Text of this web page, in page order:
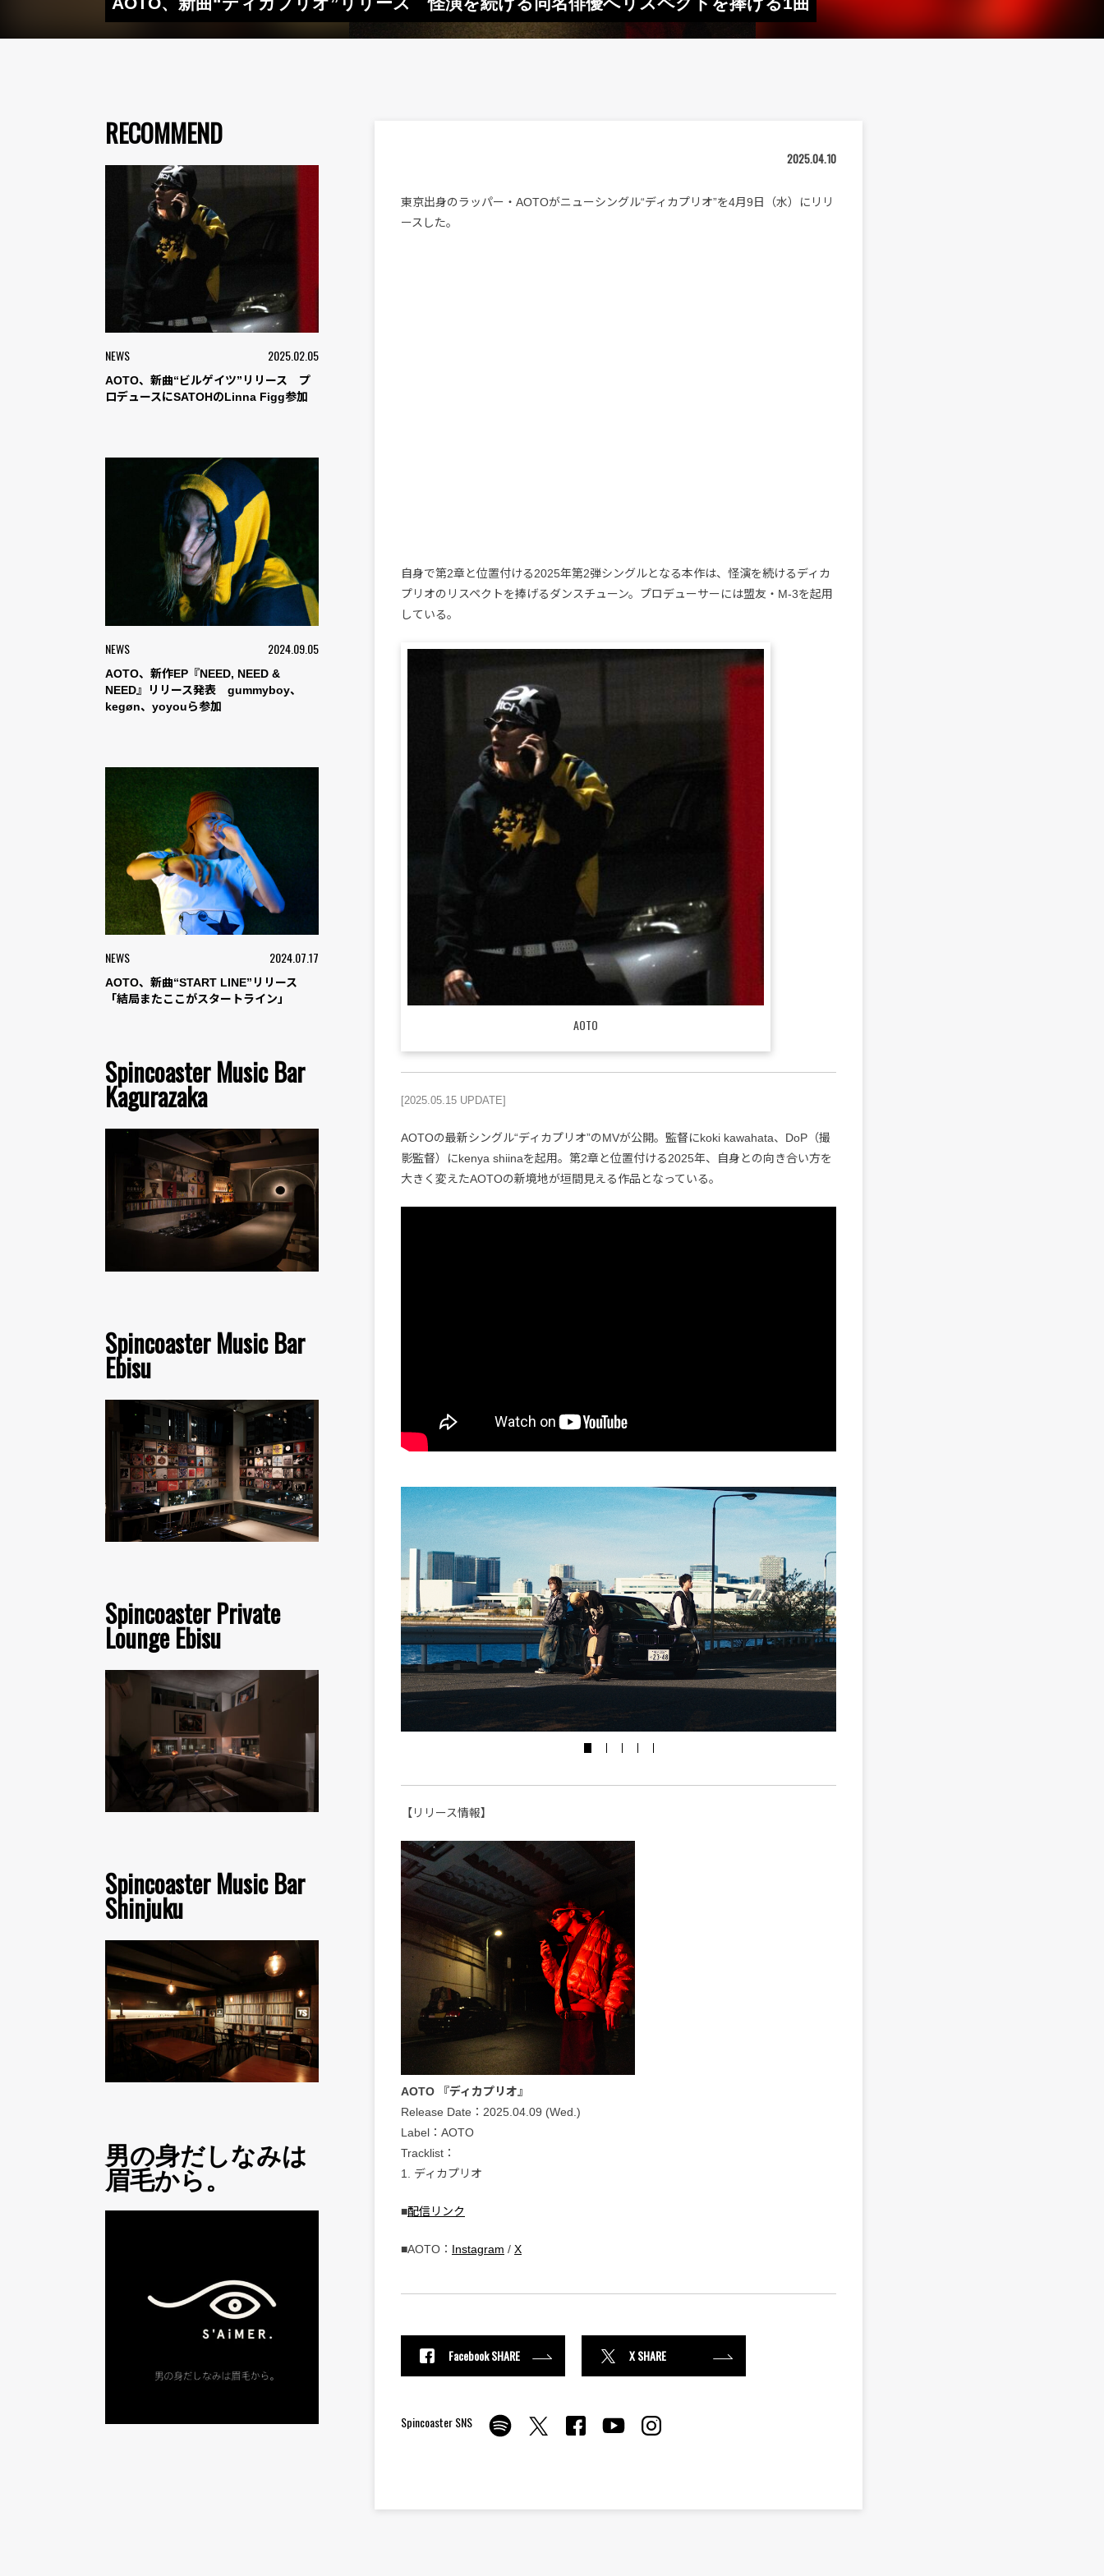
RECOMMEND
NEWS 2025.02.05
AOTO、新曲“ビルゲイツ”リリース プ
ロデュースにSATOHのLinna Figg参加
NEWS 2024.09.05
AOTO、新作EP『NEED, NEED &
NEED』リリース発表 gummyboy、
kegøn、yoyouら参加
NEWS 2024.07.17
AOTO、新曲“START LINE”リリース
「結局またここがスタートライン」
Spincoaster Music Bar
Kagurazaka
Spincoaster Music Bar
Ebisu
Spincoaster Private
Lounge Ebisu
Spincoaster Music Bar
Shinjuku
男の身だしなみは
眉毛から。
2025.04.10
東京出身のラッパー・AOTOがニューシングル“ディカプリオ”を4月9日（水）にリリ
ースした。
自身で第2章と位置付ける2025年第2弾シングルとなる本作は、怪演を続けるディカ
プリオのリスペクトを捧げるダンスチューン。プロデューサーには盟友・M-3を起用
している。
AOTO
[2025.05.15 UPDATE]
AOTOの最新シングル“ディカプリオ”のMVが公開。監督にkoki kawahata、DoP（撮
影監督）にkenya shiinaを起用。第2章と位置付ける2025年、自身との向き合い方を
大きく変えたAOTOの新境地が垣間見える作品となっている。
【リリース情報】
AOTO 『ディカプリオ』
Release Date：2025.04.09 (Wed.)
Label：AOTO
Tracklist：
1. ディカプリオ
■配信リンク
■AOTO： Instagram / X
Facebook SHARE X SHARE
Spincoaster SNS